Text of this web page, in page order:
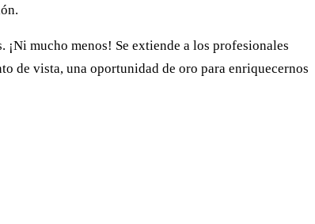
mucho menos! Se extiende a los profesionales
de vista, una oportunidad de oro para enriquecernos